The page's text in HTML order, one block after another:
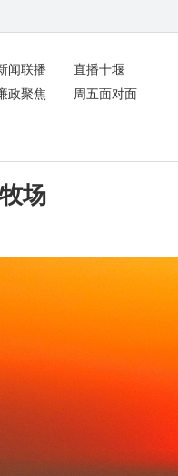
闻联播
直播十堰
政聚焦 周五面对面
场